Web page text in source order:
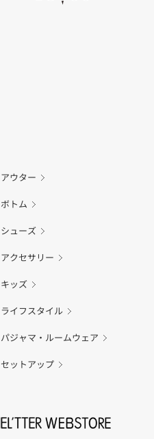
アウター
ボトム
シューズ
アクセサリー
キッズ
ライフスタイル
パジャマ・ルームウェア
セットアップ